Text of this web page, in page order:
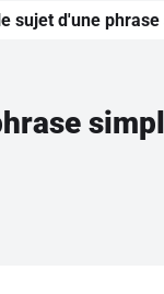
sujet d'une